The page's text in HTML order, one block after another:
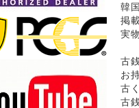
韓
掲
実
古
お
古
古